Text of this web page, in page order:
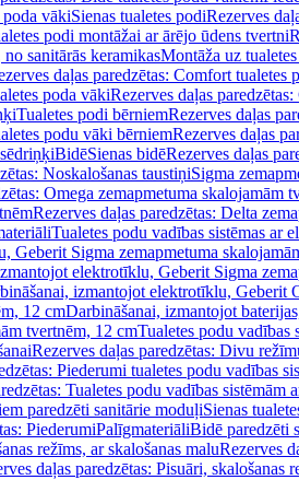
poda vākiSienas tualetes podiRezerves
podi montāžai ar ārējo ūdens tvertni
sanitārās keramikasMontāža uz
daļas paredzētas: Comfort tualetes
poda vākiRezerves daļas
Tualetes podi bērniemRezerves daļas
podu vāki bērniemRezerves daļas
BidēSienas bidēRezerves daļas
Noskalošanas taustiņiSigma
Omega zemapmetuma skalojamām
Rezerves daļas paredzētas: Delta
Tualetes podu vadības sistēmas ar
Geberit Sigma zemapmetuma
elektrotīklu, Geberit Sigma
izmantojot elektrotīklu, Geberit
12 cmDarbināšanai, izmantojot
tvertnēm, 12 cmTualetes podu vadības
Rezerves daļas paredzētas: Divu
Piederumi tualetes podu vadības
Tualetes podu vadības
paredzēti sanitārie moduļiSienas
PiederumiPalīgmateriāliBidē paredzēti
režīms, ar skalošanas maluRezerves
daļas paredzētas: Pisuāri, skalošanas